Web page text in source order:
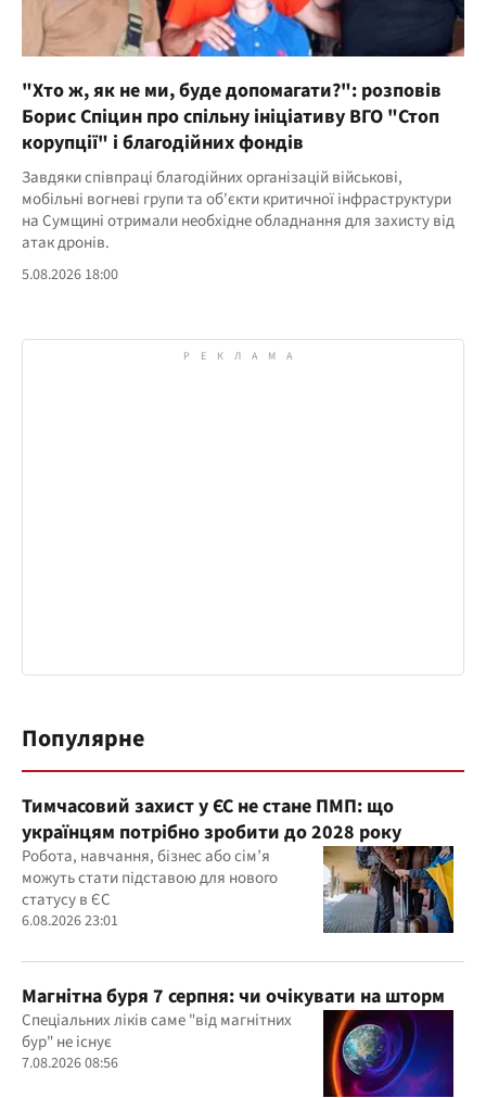
"Хто ж, як не ми, буде допомагати?": розповів
Борис Спіцин про спільну ініціативу ВГО "Стоп
корупції" і благодійних фондів
Завдяки співпраці благодійних організацій військові,
мобільні вогневі групи та об'єкти критичної інфраструктури
на Сумщині отримали необхідне обладнання для захисту від
атак дронів.
5.08.2026 18:00
Популярне
Тимчасовий захист у ЄС не стане ПМП: що
українцям потрібно зробити до 2028 року
Робота, навчання, бізнес або сім’я
можуть стати підставою для нового
статусу в ЄС
6.08.2026 23:01
Магнітна буря 7 серпня: чи очікувати на шторм
Спеціальних ліків саме "від магнітних
бур" не існує
7.08.2026 08:56